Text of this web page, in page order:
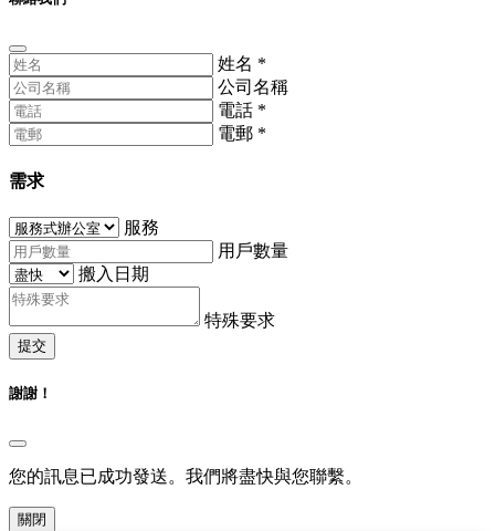
姓名 *
公司名稱
電話 *
電郵 *
需求
服務
用戶數量
搬入日期
特殊要求
提交
謝謝！
您的訊息已成功發送。我們將盡快與您聯繫。
關閉